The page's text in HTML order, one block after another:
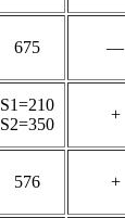
675 —
S1=210
S2=350
+
576 +